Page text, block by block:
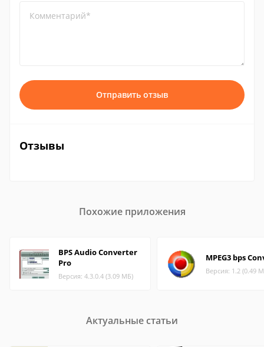
Комментарий*
Отправить отзыв
Отзывы
Похожие приложения
BPS Audio Converter
Pro
Версия: 4.3.0.4 (3.09 МБ)
MPEG3 bps
Версия: 1.2 (0.49
Актуальные статьи